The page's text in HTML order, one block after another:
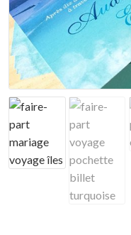
Mon compte
Nuancier
Panier
Politique de
Test instagram